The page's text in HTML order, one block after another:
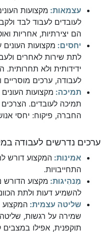
עצמאות: מקצועות
לעובדים לעבוד לבד
הם יצירתיות, אחריות
יחסים: מקצועות
לתת שירות לאחרים
ידידותית ולא
לעבודה, ערכים מוסריים
תמיכה: מקצועות
תמיכה לעובדים.
החברה, פיקוח: יחסי
ערכים נדרשים לעבודה
אמינות: המקצוע דורש
התחייבויות.
מַנהִיגוּת: מקצוע הדורש
להשמיע דעות ולתת
שליטה עצמית: המקצוע
שמירה על רגשות,
תוקפנית, אפילו